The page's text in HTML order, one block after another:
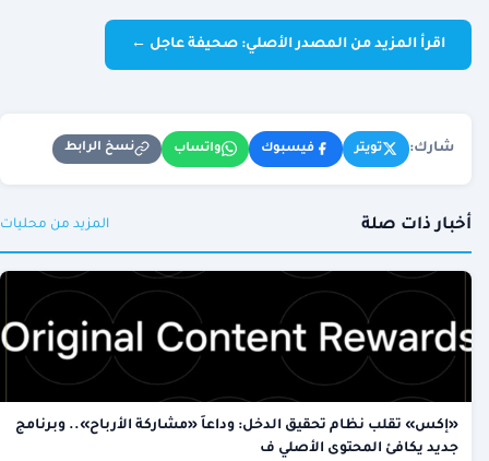
اقرأ المزيد من المصدر الأصلي: صحيفة عاجل ←
شارك: تويتر فيسبوك واتساب نسخ الرابط
أخبار ذات صلة المزيد من محليات
«إكس» تقلب نظام تحقيق الدخل: وداعاً «مشاركة الأرباح».. وبرنامج
جديد يكافئ المحتوى الأصلي ف